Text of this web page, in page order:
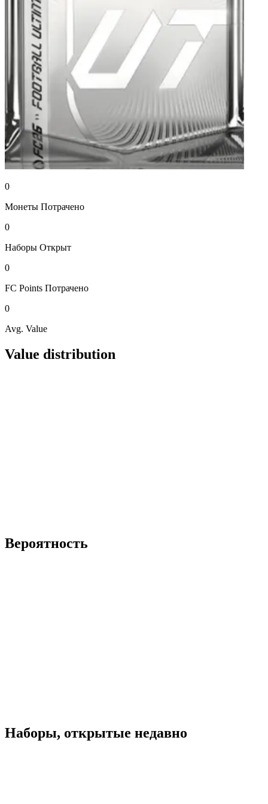
0
Монеты Потрачено
0
Наборы Открыт
0
FC Points Потрачено
0
Avg. Value
Value distribution
Вероятность
Наборы, открытые недавно